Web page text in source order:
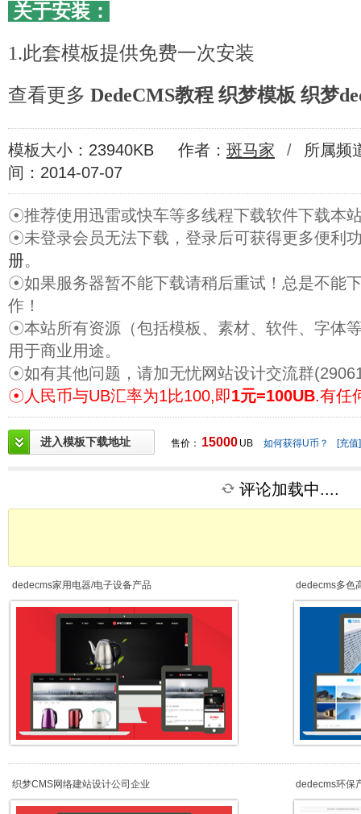
关于安装：
1.此套模板提供免费一次安装
查看更多 DedeCMS教程 织梦模板 织梦
模板大小：23940KB 作者： 斑马家 /
所属频
间：2014-07-07
☉推荐使用迅雷或快车等多线程下载软件下载本
☉未登录会员无法下载，登录后可获得更多便利
册。
☉如果服务器暂不能下载请稍后重试！总是不能
作！
☉本站所有资源（包括模板、素材、软件、字体
用于商业用途。
☉如有其他问题，请加无忧网站设计交流群
☉人民币与UB汇率为1比100,即1元=100UB.有任
进入模板下载地址 售价： 15000 UB 如何获得U币？ [充值]
评论加载中....
dedecms家用电器/电子设备产品 dedecms多色
织梦CMS网络建站设计公司企业 dedecms环保